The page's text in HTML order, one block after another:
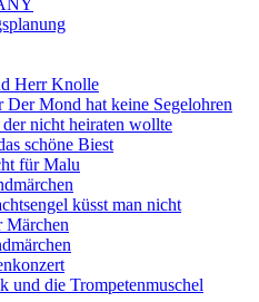
Herr Knolle
Der Mond hat keine Segelohren
nicht heiraten wollte
schöne Biest
für Malu
küsst man nicht
Märchen
und die Trompetenmuschel